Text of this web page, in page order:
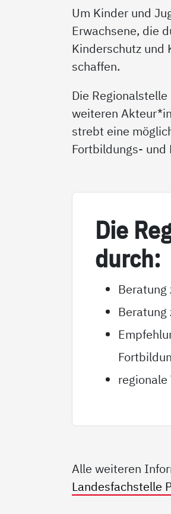
Um Kinder und
Erwachsene, die
Kinderschutz und
schaffen.
Die
weiteren
strebt eine
Fortbildungs- und
Die
durch:
Beratung
Alle weiteren
Landesfachstelle